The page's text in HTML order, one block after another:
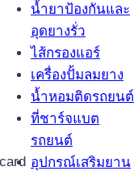
น้ำยาป้องกันและ
อุดยางรั่ว
ไส้กรองแอร์
เครื่องปั้มลมยาง
น้ำหอมติดรถยนต์
ที่ชาร์จแบต
รถยนต์
อุปกรณ์เสริมยาน